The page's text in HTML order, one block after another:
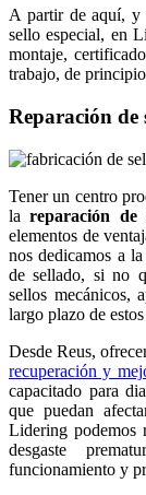
A partir de aquí, y
sello especial, en
montaje,
trabajo, de
Reparación de
Tener un centro
la reparación de
elementos de
nos dedicamos a
de sellado, si no
sellos mecánicos,
largo plazo de
Desde Reus,
recuperación y
capacitado para
que puedan
Lidering podemos
desgaste
funcionamiento y